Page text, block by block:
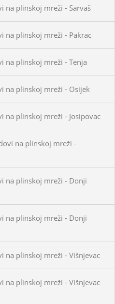
na plinskoj mreži - Sarvaš
na plinskoj mreži - Pakrac
na plinskoj mreži - Tenja
na plinskoj mreži - Osijek
na plinskoj mreži - Josipovac
na plinskoj mreži -
na plinskoj mreži - Donji
na plinskoj mreži - Donji
na plinskoj mreži - Višnjevac
na plinskoj mreži - Višnjevac